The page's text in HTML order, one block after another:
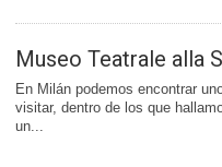
Museo Teatrale alla
En Milán podemos encontrar
visitar, dentro de los que
un...